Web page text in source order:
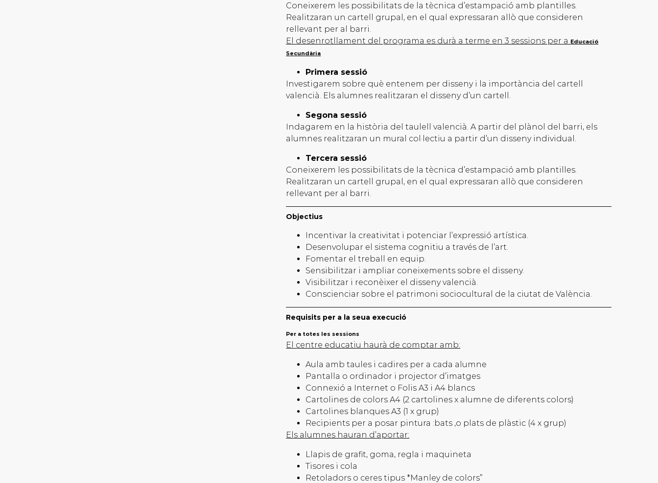
Coneixerem les possibilitats de la tècnica d’estampació amb plantilles.
Realitzaran un cartell grupal, en el qual expressaran allò que consideren
rellevant per al barri.
El desenrotllament del programa es durà a terme en 3 sessions per a Educació
Secundària
Primera sessió
Investigarem sobre què entenem per disseny i la importància del cartell
valencià. Els alumnes realitzaran el disseny d’un cartell.
Segona sessió
Indagarem en la història del taulell valencià. A partir del plànol del barri, els
alumnes realitzaran un mural col·lectiu a partir d’un disseny individual.
Tercera sessió
Coneixerem les possibilitats de la tècnica d’estampació amb plantilles.
Realitzaran un cartell grupal, en el qual expressaran allò que consideren
rellevant per al barri.
Objectius
Incentivar la creativitat i potenciar l’expressió artística.
Desenvolupar el sistema cognitiu a través de l’art.
Fomentar el treball en equip.
Sensibilitzar i ampliar coneixements sobre el disseny.
Visibilitzar i reconèixer el disseny valencià.
Conscienciar sobre el patrimoni sociocultural de la ciutat de València.
Requisits per a la seua execució
Per a totes les sessions
El centre educatiu haurà de comptar amb:
Aula amb taules i cadires per a cada alumne
Pantalla o ordinador i projector d’imatges
Connexió a Internet o Folis A3 i A4 blancs
Cartolines de colors A4 (2 cartolines x alumne de diferents colors)
Cartolines blanques A3 (1 x grup)
Recipients per a posar pintura :bats ,o plats de plàstic (4 x grup)
Els alumnes hauran d’aportar:
Llapis de grafit, goma, regla i maquineta
Tisores i cola
Retoladors o ceres tipus *Manley de colors”